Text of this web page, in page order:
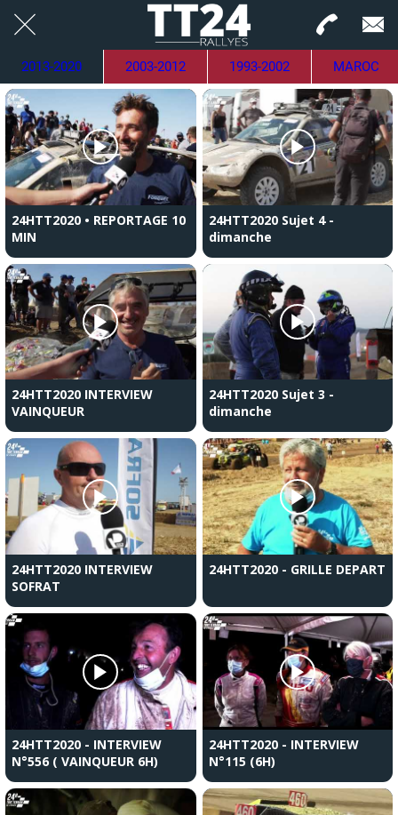
2013-2020 2003-2012 1993-2002 MAROC
24HTT2020 • REPORTAGE 10
MIN
24HTT2020 Sujet 4 -
dimanche
24HTT2020 INTERVIEW
VAINQUEUR
24HTT2020 Sujet 3 -
dimanche
24HTT2020 INTERVIEW
SOFRAT
24HTT2020 - GRILLE DEPART
24HTT2020 - INTERVIEW
N°556 ( VAINQUEUR 6H)
24HTT2020 - INTERVIEW
N°115 (6H)